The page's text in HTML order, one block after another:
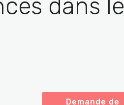
dans le
Demande de